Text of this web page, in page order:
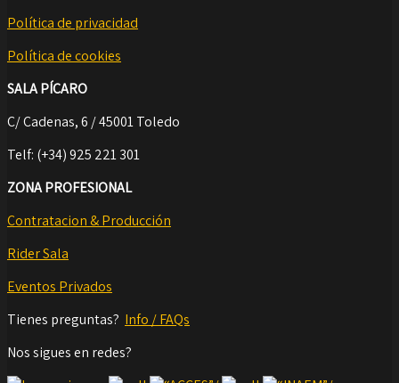
Política de privacidad
Política de cookies
SALA PÍCARO
C/ Cadenas, 6 / 45001 Toledo
Telf: (+34) 925 221 301
ZONA PROFESIONAL
Contratacion & Producción
Rider Sala
Eventos Privados
Tienes preguntas? Info / FAQs
Nos sigues en redes?